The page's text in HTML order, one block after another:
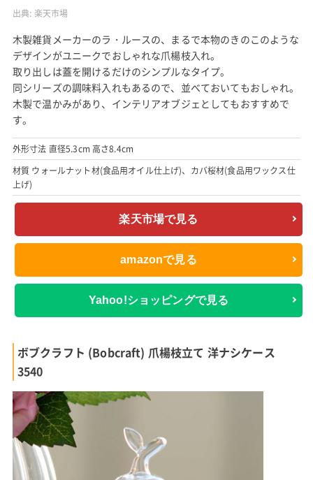
出典: 楽天市場
木製雑貨メーカーのラ・ルースの、まるで本物のきのこのような
デザインがユニークでおしゃれな爪楊枝入れ。
取り出しは蓋を開けるだけのシンプルなタイプ。
同シリーズの調味料入れもあるので、並べておいてもおしゃれ。
木製で温かみがあり、インテリアオブジェとしてもおすすめで
す。
外形寸法 直径5.3cm 高さ8.4cm
材質 ウォールナット材(食品用オイル仕上げ)、カバ桜材(食品用ワックス仕
上げ)
楽天市場で見る
amazonで見る
Yahoo!ショッピングで見る
ボブクラフト (Bobcraft) 爪楊枝立て 洋ナシケース
3540